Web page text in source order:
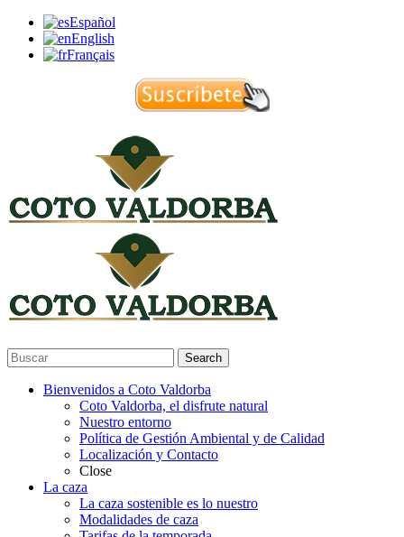
Español
English
Français
Search
Bienvenidos a Coto Valdorba
Coto Valdorba, el disfrute natural
Nuestro entorno
Política de Gestión Ambiental y de Calidad
Localización y Contacto
Close
La caza
La caza sostenible es lo nuestro
Modalidades de caza